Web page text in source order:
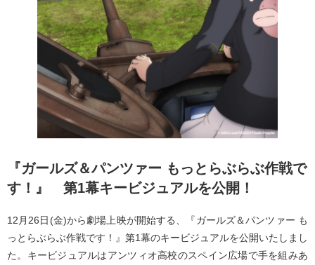
『ガールズ＆パンツァー もっとらぶらぶ作戦で
す！』 第1幕キービジュアルを公開！
12月26日(金)から劇場上映が開始する、『ガールズ＆パンツァー も
っとらぶらぶ作戦です！』第1幕のキービジュアルを公開いたしまし
た。キービジュアルはアンツィオ高校のスペイン広場で手を組みあ